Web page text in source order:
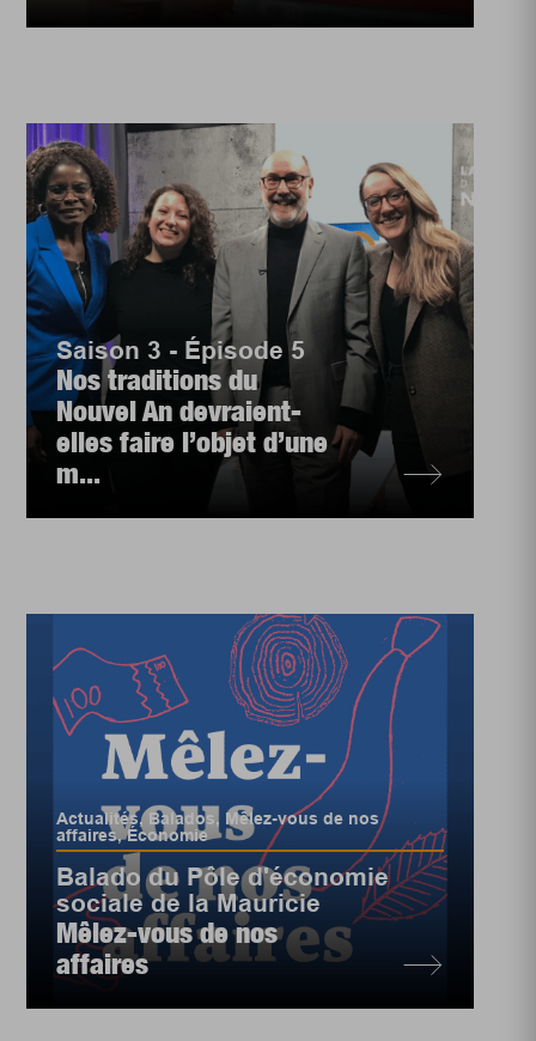
Saison 3 - Épisode 5
Nos traditions du
Nouvel An devraient-
elles faire l’objet d’une
m...
Actualités, Balados, Mêlez-vous de nos
affaires,Économie
Balado du Pôle d'économie
sociale de la Mauricie
Mêlez-vous de nos
affaires